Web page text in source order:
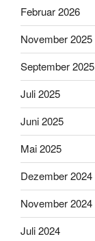
Februar 2026
November 2025
September 2025
Juli 2025
Juni 2025
Mai 2025
Dezember 2024
November 2024
Juli 2024